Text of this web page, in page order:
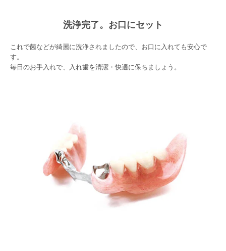
洗浄完了。お口にセット
これで菌などが綺麗に洗浄されましたので、お口に入れても安心で
す。
毎日のお手入れで、入れ歯を清潔・快適に保ちましょう。